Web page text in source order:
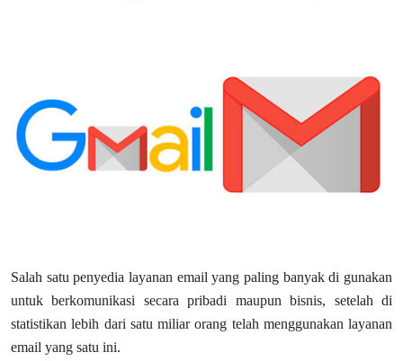
Salah satu penyedia layanan email yang paling banyak di gunakan
untuk berkomunikasi secara pribadi maupun bisnis, setelah di
statistikan lebih dari satu miliar orang telah menggunakan layanan
email yang satu ini.